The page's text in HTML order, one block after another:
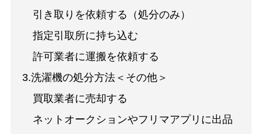
引き取りを依頼する（処分のみ）
指定引取所に持ち込む
許可業者に運搬を依頼する
3.洗濯機の処分方法＜その他＞
買取業者に売却する
ネットオークションやフリマアプリに出品